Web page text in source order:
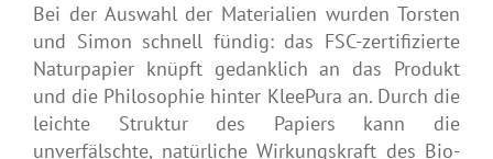
Bei der Auswahl der Materialien wurden Torsten
und Simon schnell fündig: das FSC-zertifizierte
Naturpapier knüpft gedanklich an das Produkt
und die Philosophie hinter KleePura an. Durch die
leichte Struktur des Papiers kann die
unverfälschte, natürliche Wirkungskraft des Bio-